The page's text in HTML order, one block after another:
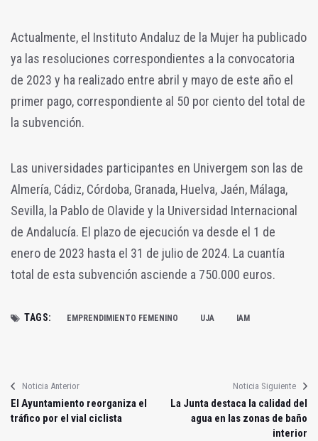
Actualmente, el Instituto Andaluz de la Mujer ha publicado
ya las resoluciones correspondientes a la convocatoria
de 2023 y ha realizado entre abril y mayo de este año el
primer pago, correspondiente al 50 por ciento del total de
la subvención.
Las universidades participantes en Univergem son las de
Almería, Cádiz, Córdoba, Granada, Huelva, Jaén, Málaga,
Sevilla, la Pablo de Olavide y la Universidad Internacional
de Andalucía. El plazo de ejecución va desde el 1 de
enero de 2023 hasta el 31 de julio de 2024. La cuantía
total de esta subvención asciende a 750.000 euros.
TAGS: EMPRENDIMIENTO FEMENINO UJA IAM
Noticia Anterior
El Ayuntamiento reorganiza el
tráfico por el vial ciclista
Noticia Siguiente
La Junta destaca la calidad del
agua en las zonas de baño
interior